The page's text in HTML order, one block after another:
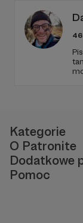
46
Kategorie
O Patronite
Dodatkowe
Pomoc